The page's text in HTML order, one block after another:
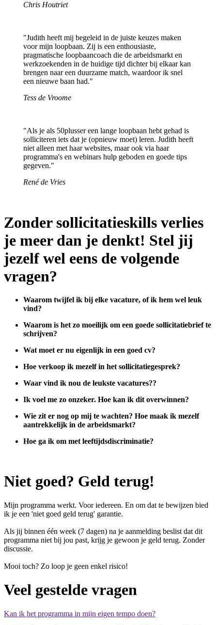
Chris Houtriet
"Judith heeft mij begeleid in de juiste keuzes maken
voor mijn loopbaan. Zij is een enthousiaste,
pragmatische loopbaancoach die de arbeidsmarkt en
werkzoekenden in de huidige tijd dichter bij elkaar kan
brengen naar een duurzame match, waardoor ik snel
een nieuwe baan had."
Tess de Vroome
"Als je als 50plusser een lange loopbaan hebt gehad is
solliciteren iets dat je (opnieuw moet) leren. Judith heeft
niet alleen met haar websites, maar ook via haar
programma's en webinars hulp geboden en goede tips
gegeven."
René de Vries
Zonder sollicitatieskills verlies
je meer dan je denkt! Stel jij
jezelf wel eens de volgende
vragen?
Waarom twijfel ik bij elke vacature, of ik hem wel leuk
vind?
Waarom is het zo moeilijk om een goede sollicitatiebrief te
schrijven?
Wat moet er nu eigenlijk in een goed cv?
Hoe verkoop ik mezelf in het sollicitatiegesprek?
Waar vind ik nou de leukste vacatures??
Ik voel me zo onzeker. Hoe kan ik dit overwinnen?
Wie zit er nog op mij te wachten? Hoe maak ik mezelf
aantrekkelijk in de arbeidsmarkt?
Hoe ga ik om met leeftijdsdiscriminatie?
Niet goed? Geld terug!
Mijn programma werkt. Voor iedereen. En om dat te bewijzen bied
ik je een 'niet goed geld terug' garantie.
Als jij binnen één week (7 dagen) na je aanmelding beslist dat dit
programma niet bij jou past, krijg je gewoon je geld terug. Zonder
discussie.
Mooi toch? Zo loop je geen enkel risico!
Veel gestelde vragen
Kan ik het programma in mijn eigen tempo doen?